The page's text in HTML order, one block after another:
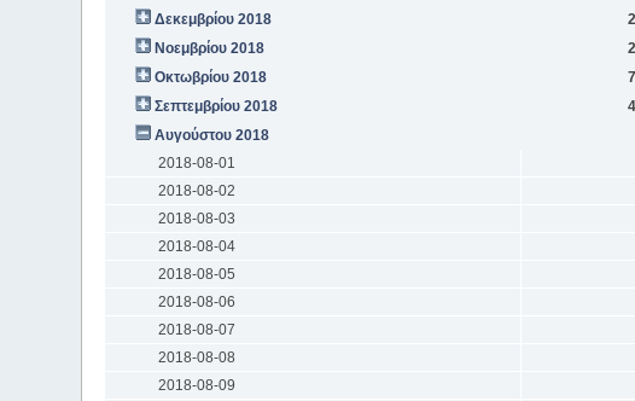
Δεκεμβρίου 2018
Νοεμβρίου 2018
Οκτωβρίου 2018
Σεπτεμβρίου 2018
Αυγούστου 2018
2018-08-01
2018-08-02
2018-08-03
2018-08-04
2018-08-05
2018-08-06
2018-08-07
2018-08-08
2018-08-09